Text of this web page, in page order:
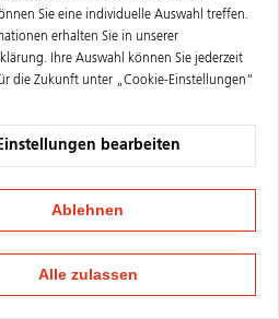
Sie eine individuelle Auswahl treffen.
erhalten Sie in unserer
. Ihre Auswahl können Sie jederzeit
die Zukunft unter „Cookie-Einstellungen“
Einstellungen bearbeiten
Ablehnen
Alle zulassen